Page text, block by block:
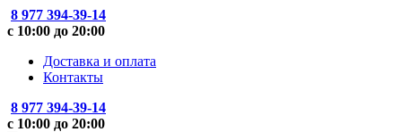
8 977 394-39-14
с 10:00 до 20:00
Доставка и оплата
Контакты
8 977 394-39-14
с 10:00 до 20:00